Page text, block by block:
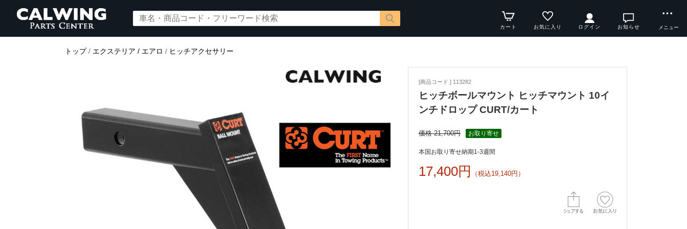
カート お気に入り ログイン お知らせ メニュー
トップ/ エクステリア / エアロ / ヒッチアクセサリー
[商品コード ] 113282
ヒッチボールマウント ヒッチマウント 10イ
ンチドロップ CURT/カート
価格 21,700円 お取り寄せ
本国お取り寄せ納期1-3週間
17,400円 （税込19,140円）